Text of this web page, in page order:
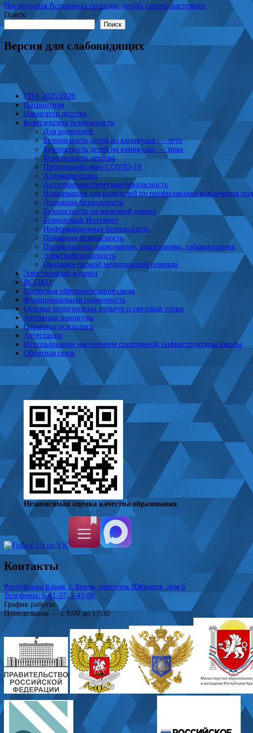
Навигация
по
записям
Предыдущая Предыдущая
запись:
Вспоминая прошлое, чтобы ценить настоящее
Поиск
Поиск
Версия для слабовидящих
ГИА 2025/2026
Патриотизм
Навигатор детства
Комплексная безопасность
Для родителей
Безопасность детей на каникулах — лето
Безопасность детей на каникулах — зима
Безопасность детства
Противодействие COVID-19
Антикоррупция
Антитеррористическая безопасность
Информация для родителей по профилактике вовлечения
Дорожная безопасность
Безопасность на железной дороге
Безопасный Интернет
Информационная безопасность
Пожарная безопасность
Профилактика наркомании, алкоголизма, табакокурения
Электробезопасность
Оказание первой медицинской помощи
Электронный журнал
ВСОКО
Цифровая образовательная среда
Функциональная грамотность
Основы религиозных культур и светской этики
Активные каникулы
Страница психолога
Аттестация
Использование населением спортивной инфраструктуры школы
Обратная связь
Независимая оценка качества образования
Контакты
Республика Крым, г. Керчь, переулок Юннатов, дом 6
Телефоны: 6-41-37, 3-41-06
График работы:
Понедельник — с 8:00 до 17:30